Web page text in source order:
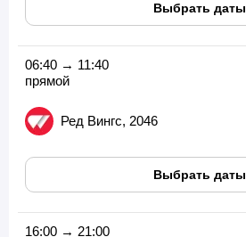
Выбрать даты
06:40 → 11:40
прямой
Ред Вингс, 2046
Выбрать даты
16:00 → 21:00